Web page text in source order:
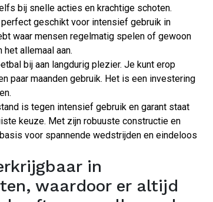
bij snelle acties en krachtige schoten.
geschikt voor intensief gebruik in
waar mensen regelmatig spelen of gewoon
allemaal aan.
bij aan langdurig plezier. Je kunt erop
paar maanden gebruik. Het is een investering
is tegen intensief gebruik en garant staat
keuze. Met zijn robuuste constructie en
voor spannende wedstrijden en eindeloos
in
waardoor er altijd